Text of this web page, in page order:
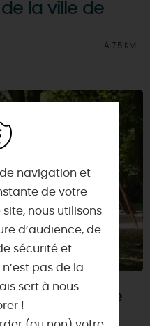
la ville de
À 7.5 KM
des bords de
navigation et
de votre
nous utilisons
d’audience, de
sécurité et
pas de la
sert à nous
!